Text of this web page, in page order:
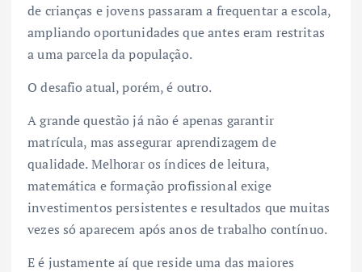
de crianças e jovens passaram a frequentar a escola,
ampliando oportunidades que antes eram restritas
a uma parcela da população.
O desafio atual, porém, é outro.
A grande questão já não é apenas garantir
matrícula, mas assegurar aprendizagem de
qualidade. Melhorar os índices de leitura,
matemática e formação profissional exige
investimentos persistentes e resultados que muitas
vezes só aparecem após anos de trabalho contínuo.
E é justamente aí que reside uma das maiores